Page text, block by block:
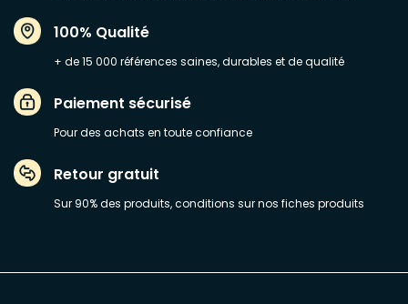
100% Qualité
+ de 15 000 références saines, durables et de qualité
Paiement sécurisé
Pour des achats en toute confiance
Retour gratuit
Sur 90% des produits, conditions sur nos fiches produits